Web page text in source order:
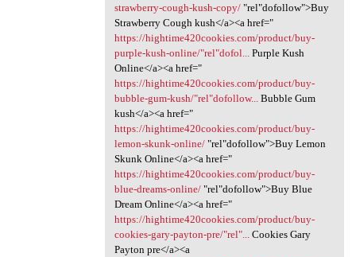
strawberry-cough-kush-copy/‎"rel"dofollow">Buy
Strawberry Cough kush</a><a href="
https://hightime420cookies.com/product/buy-
purple-kush-online/"rel"dofol...
Purple Kush
Online</a><a href="
https://hightime420cookies.com/product/buy-
bubble-gum-kush/"rel"dofollow...
Bubble Gum
kush</a><a href="
https://hightime420cookies.com/product/buy-
lemon-skunk-online/‎"rel"dofollow">Buy Lemon
Skunk Online</a><a href="
https://hightime420cookies.com/product/buy-
blue-dreams-online/‎"rel"dofollow">Buy Blue
Dream Online</a><a href="
https://hightime420cookies.com/product/buy-
cookies-gary-payton-pre/"rel"...
Cookies Gary
Payton pre</a><a